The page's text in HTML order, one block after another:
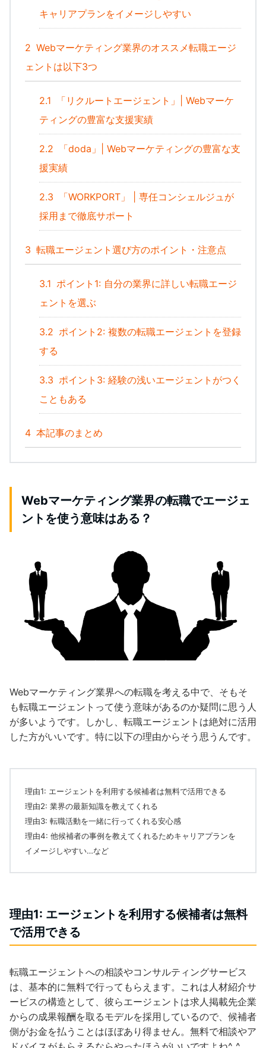
キャリアプランをイメージしやすい
2 Webマーケティング業界のオススメ転職エージ
ェントは以下3つ
2.1
「リクルートエージェント」| Webマーケ
ティングの豊富な支援実績
2.2
「doda」| Webマーケティングの豊富な支
援実績
2.3
「WORKPORT」 | 専任コンシェルジュが
採用まで徹底サポート
3 転職エージェント選び方のポイント・注意点
3.1 ポイント1: 自分の業界に詳しい転職エージ
ェントを選ぶ
3.2 ポイント2: 複数の転職エージェントを登録
する
3.3 ポイント3: 経験の浅いエージェントがつく
こともある
4 本記事のまとめ
Webマーケティング業界の転職でエージェ
ントを使う意味はある？
Webマーケティング業界への転職を考える中で、そもそ
も転職エージェントって使う意味があるのか疑問に思う人
が多いようです。しかし、転職エージェントは絶対に活用
した方がいいです。特に以下の理由からそう思うんです。
理由1: エージェントを利用する候補者は無料で活用できる
理由2: 業界の最新知識を教えてくれる
理由3: 転職活動を一緒に行ってくれる安心感
理由4: 他候補者の事例を教えてくれるためキャリアプランを
イメージしやすい…など
理由1: エージェントを利用する候補者は無料
で活用できる
転職エージェントへの相談やコンサルティングサービス
は、基本的に無料で行ってもらえます。これは人材紹介サ
ービスの構造として、彼らエージェントは求人掲載先企業
からの成果報酬を取るモデルを採用しているので、候補者
側がお金を払うことはほぼあり得ません。無料で相談やア